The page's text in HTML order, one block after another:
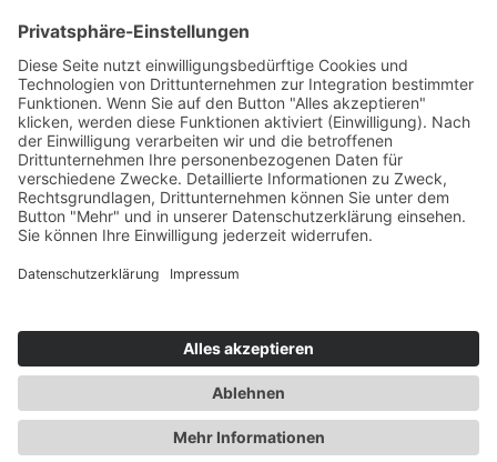
Nahtmaterial NEOSORB-PGLA RAPID (RPGLA)
eignet sich für die Retention bei Kontakt mit
Weichteilen, Mundschleimhaut, plastischer Chirurgie
und allgemein dort, wo nur…
Previous
1
2
3